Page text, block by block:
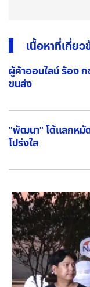
เนื้อหาที่เกี่ยว
ผู้ค้าออนไลน์ ร้อง
ขนส่ง
"พัฒนา" โต้แลกหมั
โปร่งใส